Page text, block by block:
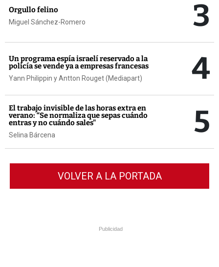
Orgullo felino
Miguel Sánchez-Romero 3
Un programa espía israelí reservado a la
policía se vende ya a empresas francesas
Yann Philippin y Antton Rouget (Mediapart) 4
El trabajo invisible de las horas extra en
verano: “Se normaliza que sepas cuándo
entras y no cuándo sales"
Selina Bárcena 5
VOLVER A LA PORTADA
Publicidad